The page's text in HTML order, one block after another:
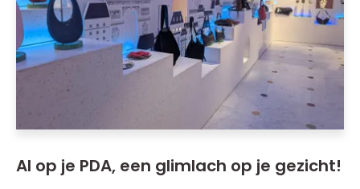
AI op je PDA, een glimlach op je gezicht!